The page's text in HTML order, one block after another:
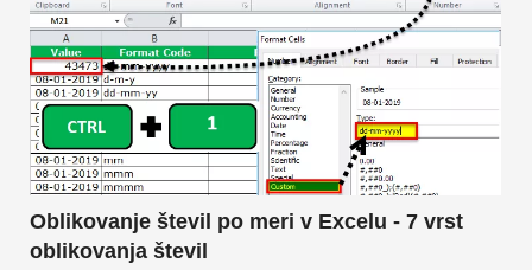
Oblikovanje števil po meri v Excelu - 7 vrst
oblikovanja števil